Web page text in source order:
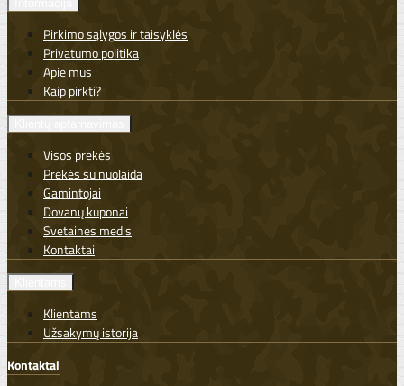
Pirkimo sąlygos ir taisyklės
Privatumo politika
Apie mus
Kaip pirkti?
Visos prekės
Prekės su nuolaida
Gamintojai
Dovanų kuponai
Svetainės medis
Kontaktai
Klientams
Užsakymų istorija
Kontaktai